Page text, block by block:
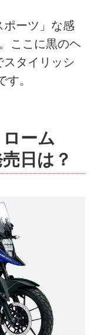
ポーツ」な感
ここに黒のヘ
スタイリッシ
。
ーム
日は？